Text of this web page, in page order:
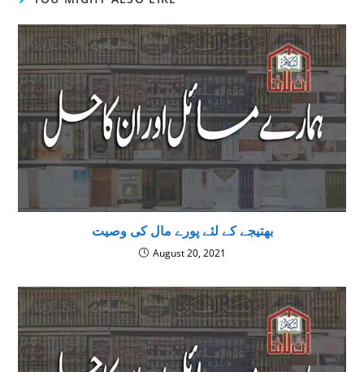
بھتیجے کے لئے پورے مال کی وصیت
August 20, 2021